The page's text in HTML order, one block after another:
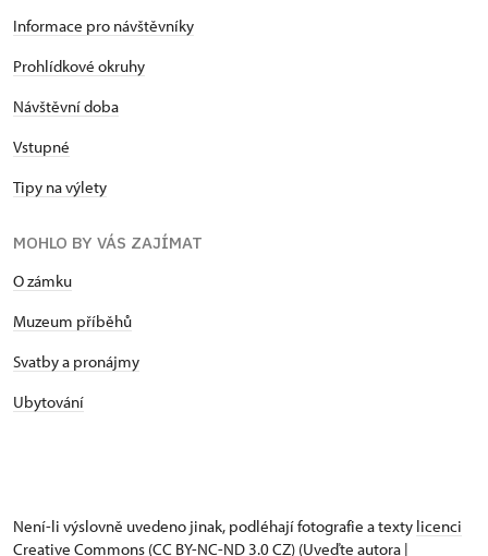
Informace pro návštěvníky
Prohlídkové okruhy
Návštěvní doba
Vstupné
Tipy na výlety
MOHLO BY VÁS ZAJÍMAT
O zámku
Muzeum příběhů
Svatby a pronájmy
Ubytování
Není-li výslovně uvedeno jinak, podléhají fotografie a texty licenci
Creative Commons (CC BY-NC-ND 3.0 CZ) (Uveďte autora |